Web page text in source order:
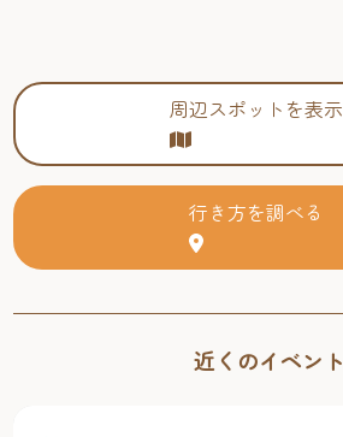
周辺スポットを表示
行き方を調べる
近くのイベント